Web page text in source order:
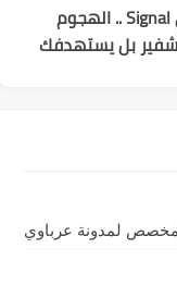
تحذير لمستخدمي Signal .. الهجوم
بل يستهدفك